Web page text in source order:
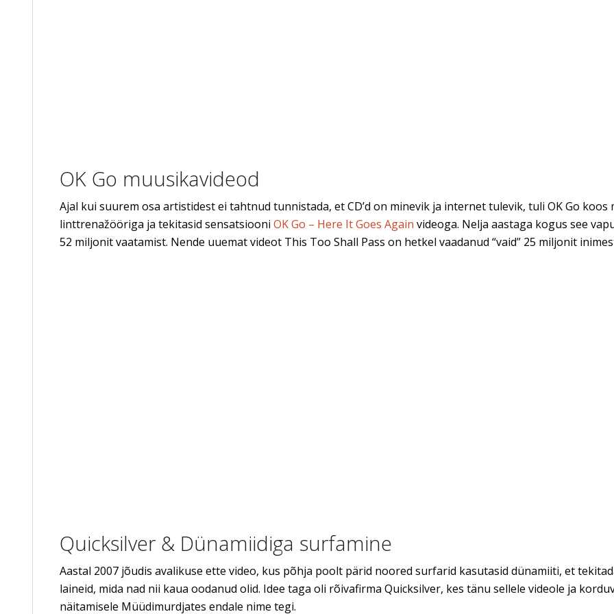
OK Go muusikavideod
Ajal kui suurem osa artistidest ei tahtnud tunnistada, et CD’d on minevik ja internet tulevik, tuli OK Go koos
linttrenažööriga ja tekitasid sensatsiooni OK Go – Here It Goes Again videoga. Nelja aastaga kogus see
52 miljonit vaatamist. Nende uuemat videot This Too Shall Pass on hetkel vaadanud “vaid” 25 miljonit
Quicksilver & Dünamiidiga surfamine
Aastal 2007 jõudis avalikuse ette video, kus põhja poolt pärid noored surfarid kasutasid dünamiiti, et
laineid, mida nad nii kaua oodanud olid. Idee taga oli rõivafirma Quicksilver, kes tänu sellele videole ja
näitamisele Müüdimurdjates endale nime tegi.